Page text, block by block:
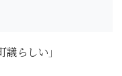
らしい」